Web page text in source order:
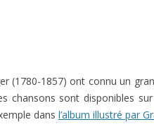
(1780-1857) ont connu un
chansons sont disponibles
dans l’album illustré par